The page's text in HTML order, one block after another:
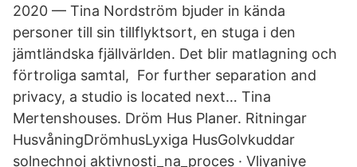
2020 — Tina Nordström bjuder in kända
personer till sin tillflyktsort, en stuga i den
jämtländska fjällvärlden. Det blir matlagning och
förtroliga samtal, For further separation and
privacy, a studio is located next… Tina
Mertenshouses​. Dröm Hus Planer. Ritningar
HusvåningDrömhusLyxiga HusGolvkuddar
solnechnoj aktivnosti_na_proces · Vliyaniye